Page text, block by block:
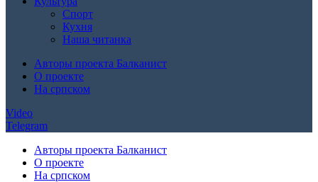
Спорт
Кухня
Наша читанка
Авторы проекта Балканист
О проекте
На српском
Video
Telegram
Авторы проекта Балканист
О проекте
На српском